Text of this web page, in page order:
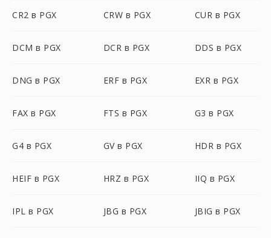
CR2 в PGX CRW в PGX CUR в PGX
DCM в PGX DCR в PGX DDS в PGX
DNG в PGX ERF в PGX EXR в PGX
FAX в PGX FTS в PGX G3 в PGX
G4 в PGX GV в PGX HDR в PGX
HEIF в PGX HRZ в PGX IIQ в PGX
IPL в PGX JBG в PGX JBIG в PGX